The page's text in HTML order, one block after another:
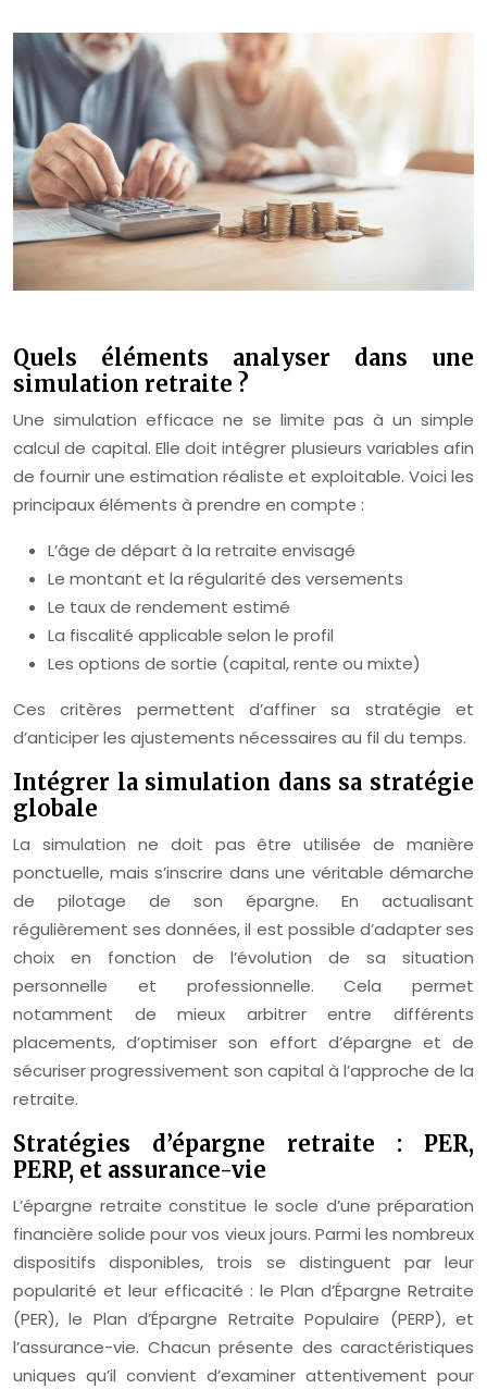
Quels éléments analyser dans une
simulation retraite ?
Une simulation efficace ne se limite pas à un simple
calcul de capital. Elle doit intégrer plusieurs variables afin
de fournir une estimation réaliste et exploitable. Voici les
principaux éléments à prendre en compte :
L’âge de départ à la retraite envisagé
Le montant et la régularité des versements
Le taux de rendement estimé
La fiscalité applicable selon le profil
Les options de sortie (capital, rente ou mixte)
Ces critères permettent d’affiner sa stratégie et
d’anticiper les ajustements nécessaires au fil du temps.
Intégrer la simulation dans sa stratégie
globale
La simulation ne doit pas être utilisée de manière
ponctuelle, mais s’inscrire dans une véritable démarche
de pilotage de son épargne. En actualisant
régulièrement ses données, il est possible d’adapter ses
choix en fonction de l’évolution de sa situation
personnelle et professionnelle. Cela permet
notamment de mieux arbitrer entre différents
placements, d’optimiser son effort d’épargne et de
sécuriser progressivement son capital à l’approche de la
retraite.
Stratégies d’épargne retraite : PER,
PERP, et assurance-vie
L’épargne retraite constitue le socle d’une préparation
financière solide pour vos vieux jours. Parmi les nombreux
dispositifs disponibles, trois se distinguent par leur
popularité et leur efficacité : le Plan d’Épargne Retraite
(PER), le Plan d’Épargne Retraite Populaire (PERP), et
l’assurance-vie. Chacun présente des caractéristiques
uniques qu’il convient d’examiner attentivement pour